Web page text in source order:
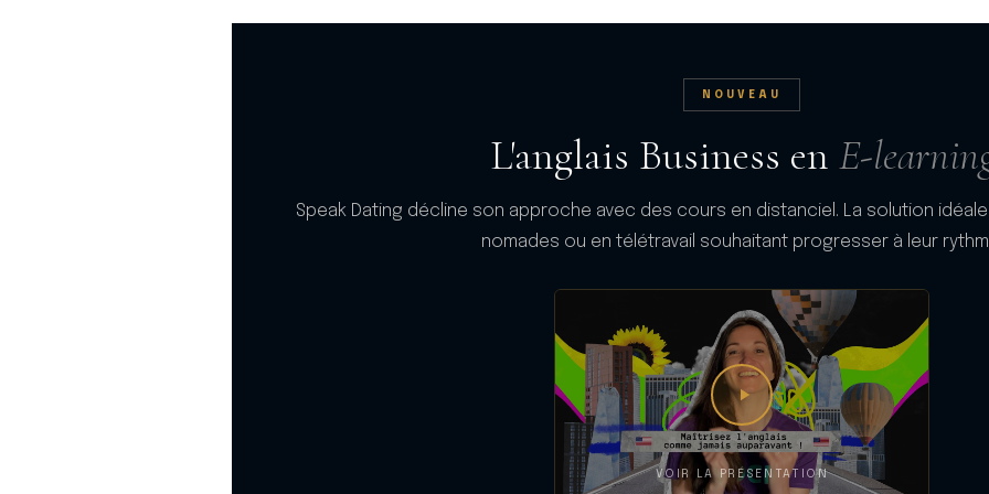
NOUVEAU
L'anglais Business en E-
Speak Dating décline son approche avec des cours en distanciel. La solution
nomades ou en télétravail souhaitant progresser à leur
VOIR LA PRÉSENTATION